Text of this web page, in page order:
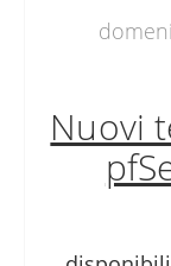
Nuovi